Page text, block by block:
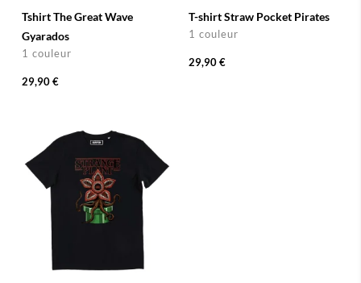
Tshirt The Great Wave
Gyarados
1 couleur
29,90 €
T-shirt Straw Pocket Pirates
1 couleur
29,90 €